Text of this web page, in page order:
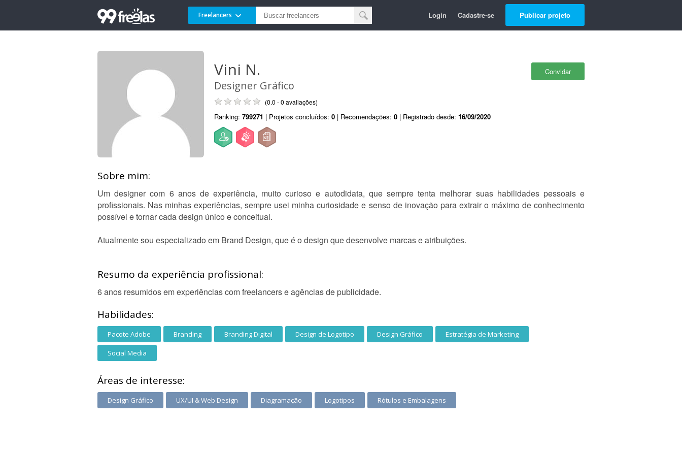
Freelancers Login Cadastre-se Publicar projeto
Convidar
Vini N.
Designer Gráfico
(0.0 - 0 avaliações)
Ranking: 799271 | Projetos concluídos: 0 | Recomendações: 0 | Registrado desde: 16/09/2020
Sobre mim:
Um designer com 6 anos de experiência, muito curioso e autodidata, que sempre tenta melhorar suas habilidades pessoais e
profissionais. Nas minhas experiências, sempre usei minha curiosidade e senso de inovação para extrair o máximo de conhecimento
possível e tornar cada design único e conceitual.
Atualmente sou especializado em Brand Design, que é o design que desenvolve marcas e atribuições.
Resumo da experiência profissional:
6 anos resumidos em experiências com freelancers e agências de publicidade.
Habilidades:
Pacote Adobe Branding Branding Digital Design de Logotipo Design Gráfico Estratégia de Marketing
Social Media
Áreas de interesse:
Design Gráfico UX/UI & Web Design Diagramação Logotipos Rótulos e Embalagens